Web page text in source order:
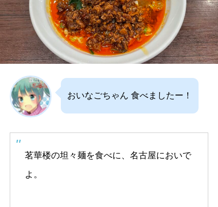
おいなごちゃん 食べましたー！
茗華楼の坦々麺を食べに、名古屋においで
よ。